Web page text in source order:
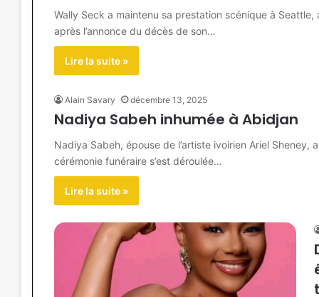
Wally Seck a maintenu sa prestation scénique à
après l’annonce du décès de son…
Lire la suite »
Alain Savary décembre 13, 2025
Nadiya Sabeh inhumée à Abidjan
Nadiya Sabeh, épouse de l’artiste ivoirien Ariel Sheney,
cérémonie funéraire s’est déroulée…
Lire la suite »